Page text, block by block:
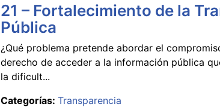
21 – Fortalecimiento de la
Pública
¿Qué problema pretende abordar el
derecho de acceder a la información pública
la dificult...
Categorías: Transparencia